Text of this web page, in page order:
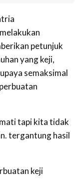
petunjuk
yang keji,
semaksimal
tapi kita tidak
tergantung hasil
keji